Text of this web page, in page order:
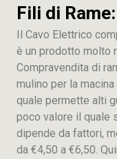
Fili di Rame:
Il Cavo Elettrico
è un prodotto molto
Compravendita di
mulino per la
quale permette alti
poco valore il quale
dipende da fattori,
da €4,50 a €6,50.